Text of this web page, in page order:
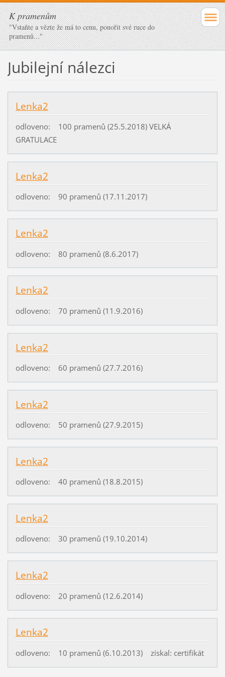
K pramenům
"Vstaňte a vězte že má to cenu, ponořit své ruce do
pramenů..."
Jubilejní nálezci
Lenka2
odloveno: 100 pramenů (25.5.2018) VELKÁ
GRATULACE
Lenka2
odloveno: 90 pramenů (17.11.2017)
Lenka2
odloveno: 80 pramenů (8.6.2017)
Lenka2
odloveno: 70 pramenů (11.9.2016)
Lenka2
odloveno: 60 pramenů (27.7.2016)
Lenka2
odloveno: 50 pramenů (27.9.2015)
Lenka2
odloveno: 40 pramenů (18.8.2015)
Lenka2
odloveno: 30 pramenů (19.10.2014)
Lenka2
odloveno: 20 pramenů (12.6.2014)
Lenka2
odloveno: 10 pramenů (6.10.2013) získal: certifikát